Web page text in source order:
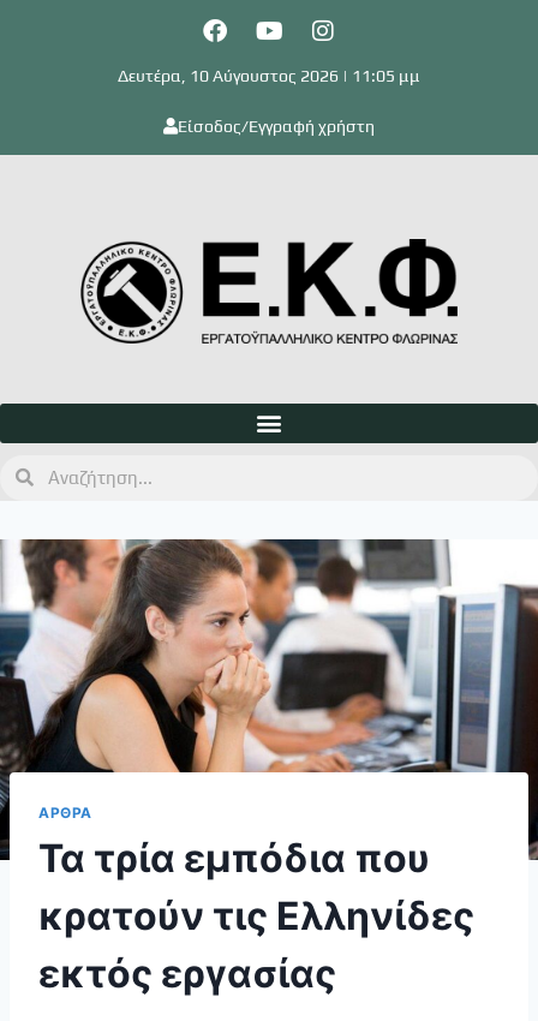
Δευτέρα, 10 Αύγουστος 2026 | 11:05 μμ
Είσοδος/Εγγραφή χρήστη
ΑΡΘΡΑ
Τα τρία εμπόδια που
κρατούν τις Ελληνίδες
εκτός εργασίας